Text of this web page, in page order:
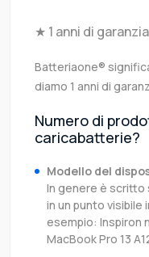
★ 1 anni di
Batteriaone®
diamo 1 anni di
Numero di
caricabatterie?
Modello del
In genere è
in un punto visibile
esempio: Inspiron
MacBook Pro 13